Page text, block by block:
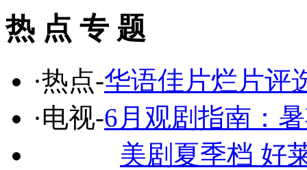
热 点 专 题
·热点-华语佳片烂片评
·电视-6月观剧指南：
美剧夏季档 好